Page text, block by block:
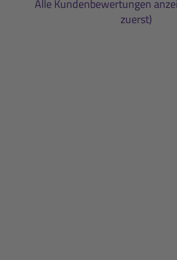
Alle Kundenbewertungen
zuerst)